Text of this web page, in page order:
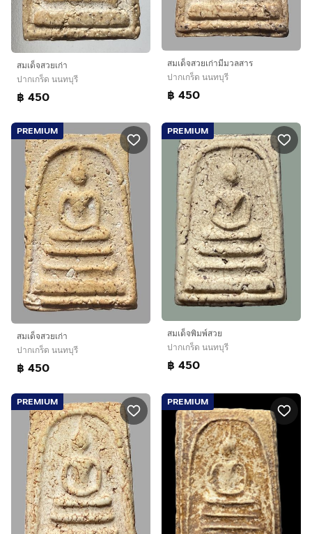
สมเด็จสวยเก่า
ปากเกร็ด นนทบุรี
฿ 450
สมเด็จสวยเก่ามีมวลสาร
ปากเกร็ด นนทบุรี
฿ 450
PREMIUM
สมเด็จสวยเก่า
ปากเกร็ด นนทบุรี
฿ 450
PREMIUM
สมเด็จพิมพ์สวย
ปากเกร็ด นนทบุรี
฿ 450
PREMIUM PREMIUM